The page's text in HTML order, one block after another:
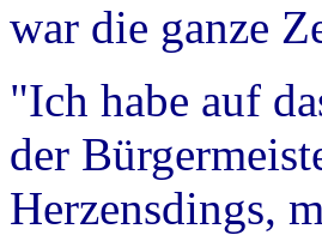
war die ganze
"Ich habe auf
der
Herzensdings,